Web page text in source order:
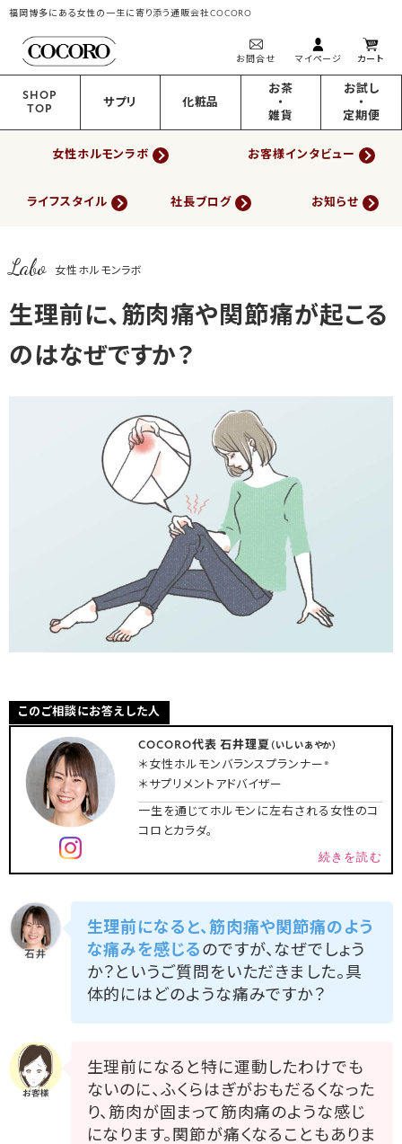
福岡博多にある女性の一生に寄り添う通販会社COCORO
お問合せ マイページ カート
SHOP
TOP
サプリ 化粧品
お茶
・
雑貨
お試し
・
定期便
女性ホルモンラボ お客様インタビュー
ライフスタイル 社長ブログ お知らせ
Labo 女性ホルモンラボ
生理前に、筋肉痛や関節痛が起こる
のはなぜですか？
このご相談にお答えした人
COCORO代表 石井理夏 （いしいあやか）
＊女性ホルモンバランスプランナー®
＊サプリメントアドバイザー
一生を通じてホルモンに左右される女性のコ
コロとカラダ。
続きを読む
生理前になると、筋肉痛や関節痛のよう
な痛みを感じる のですが、なぜでしょう
か？というご質問をいただきました。具
体的にはどのような痛みですか？
生理前になると特に運動したわけでも
ないのに、ふくらはぎがおもだるくなった
り、筋肉が固まって筋肉痛のような感じ
になります。関節が痛くなることもありま